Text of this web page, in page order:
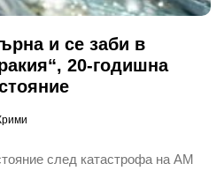
и се заби в
20-годишна
след катастрофа на АМ